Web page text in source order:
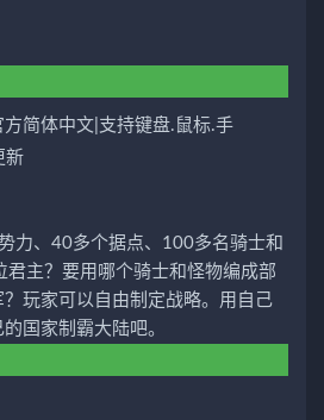
简体中文|支持键盘.鼠标.手
新
力、40多个据点、100多名骑士和
君主？要用哪个骑士和怪物编成部
？玩家可以自由制定战略。用自己
国家制霸大陆吧。